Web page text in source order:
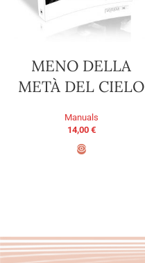
MENO DELLA
METÀ DEL CIELO
Manuals
14,00 €